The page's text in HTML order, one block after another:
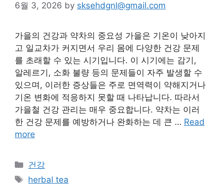
6월 3, 2026 by sksehdgnl@gmail.com
가을의 건강과 약차의 중요성 가을은 기온이 낮아지
고 일교차가 커지면서 우리 몸에 다양한 건강 문제
를 초래할 수 있는 시기입니다. 이 시기에는 감기,
알레르기, 소화 불량 등의 문제들이 자주 발생할 수
있으며, 이러한 증상들은 주로 면역력이 약해지거나
기온 변화에 적응하지 못할 때 나타납니다. 따라서
가을철 건강 관리는 매우 중요합니다. 약차는 이러
한 건강 문제를 예방하거나 완화하는 데 큰 … Read
more
Categories
건강
Tags
herbal tea